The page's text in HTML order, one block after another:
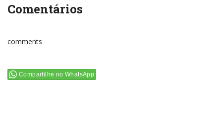
Comentários
comments
Compartilhe no WhatsApp